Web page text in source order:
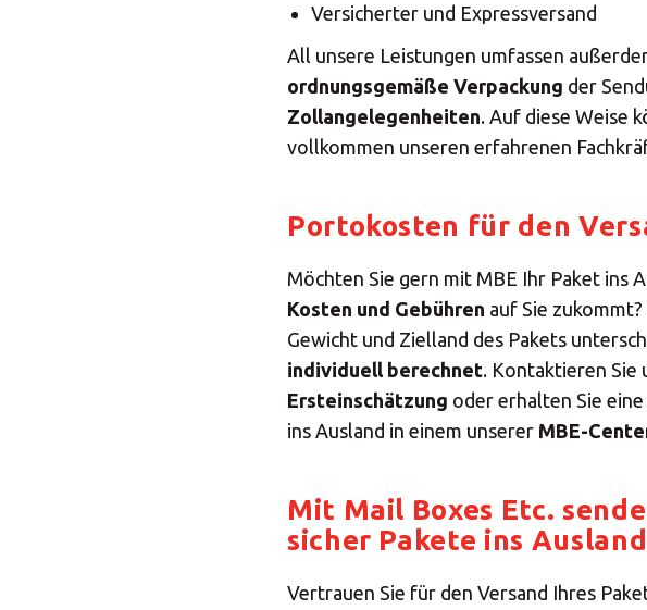
Versicherter und Expressversand
All unsere Leistungen umfassen
ordnungsgemäße Verpackung der
Zollangelegenheiten. Auf diese Weise
vollkommen unseren erfahrenen
Portokosten für den
Möchten Sie gern mit MBE Ihr Paket ins
Kosten und Gebühren auf Sie
Gewicht und Zielland des Pakets
individuell berechnet. Kontaktieren Sie
Ersteinschätzung oder erhalten Sie eine
ins Ausland in einem unserer MBE-
Mit Mail Boxes Etc.
sicher Pakete ins Ausland
Vertrauen Sie für den Versand Ihres
SUCHEN SIE